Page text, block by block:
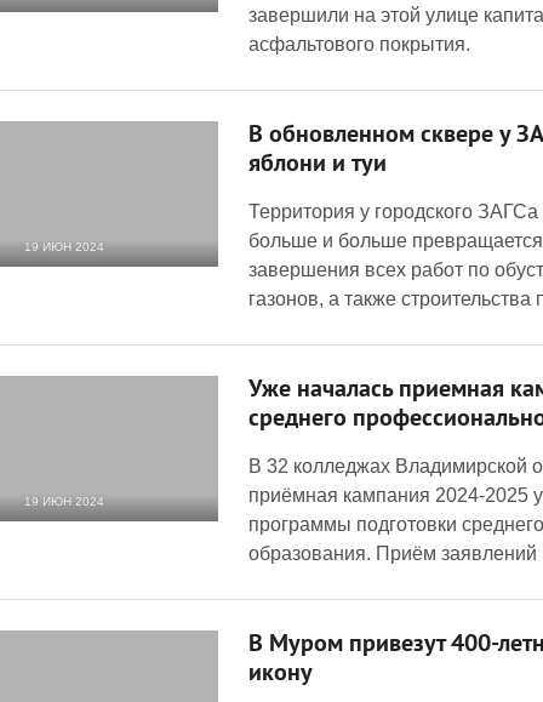
завершили на этой улице
асфальтового покрытия.
19 ИЮН 2024
В обновленном сквере у
яблони и туи
Территория у городского
больше и больше
завершения всех работ по
газонов, а также строительства
19 ИЮН 2024
Уже началась приемная
среднего
В 32 колледжах Владимирской
приёмная кампания 2024-2025
программы подготовки
образования. Приём
В Муром привезут 400-
икону